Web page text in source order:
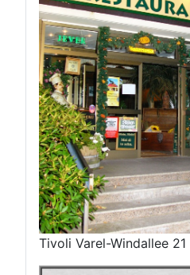
Tivoli Varel-Windallee 21